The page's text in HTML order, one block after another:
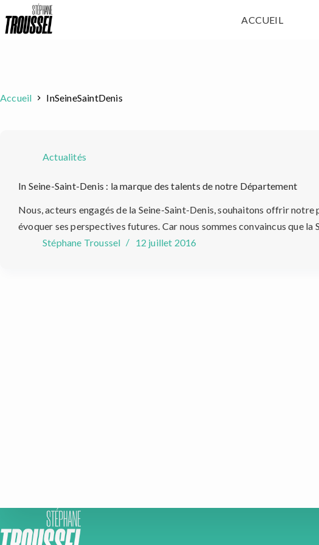
au
ACCUEIL
Accueil InSeineSaintDenis
Actualités
In Seine-Saint-Denis : la marque des talents de notre Département
Nous, acteurs engagés de la Seine-Saint-Denis, souhaitons offrir
évoquer ses perspectives futures. Car nous sommes convaincus que
Stéphane Troussel
12 juillet 2016